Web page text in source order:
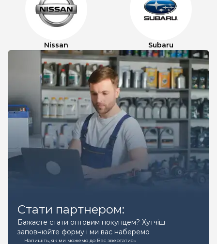
Nissan Subaru
Стати партнером:
Бажаєте стати оптовим покупцем? Хутчіш
заповнюйте форму і ми вас наберемо
Напишіть, як ми можемо до Вас звертатись